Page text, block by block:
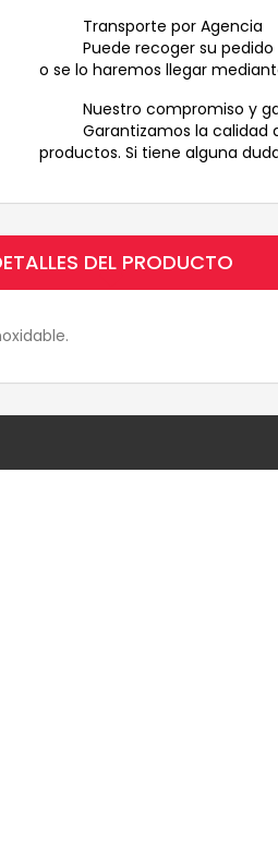
Transporte por Agencia
Puede recoger su
o se lo haremos llegar
Nuestro compromiso y
Garantizamos la calidad
productos. Si tiene alguna
DEL PRODUCTO